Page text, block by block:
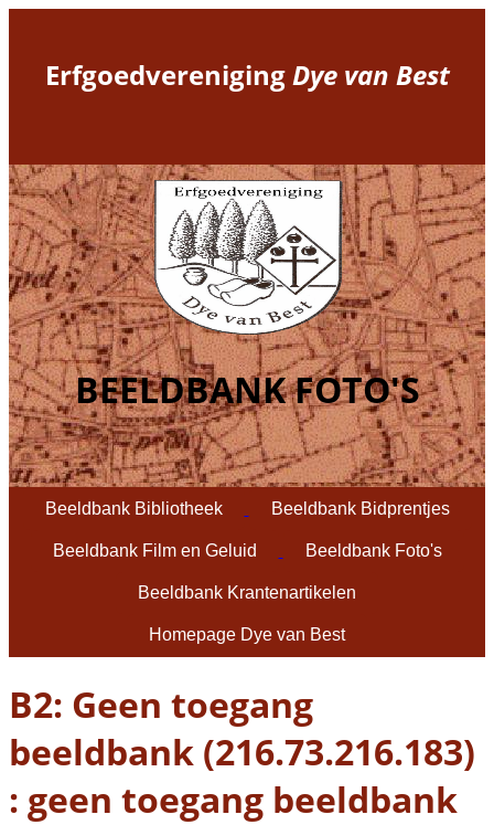
ErfgoedverenigingDye van Best
BEELDBANK FOTO'S
Beeldbank Bibliotheek Beeldbank Bidprentjes
Beeldbank Film en Geluid Beeldbank Foto's
Beeldbank Krantenartikelen
Homepage Dye van Best
B2: Geen toegang
beeldbank (216.73.216.183)
: geen toegang beeldbank